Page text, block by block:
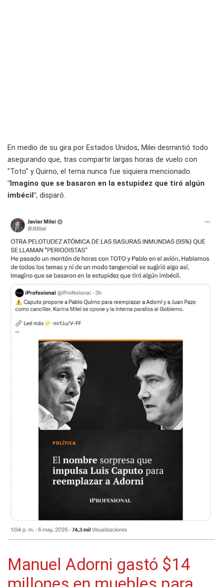
En medio de su gira por Estados Unidos, Milei desmintió todo
asegurando que, tras compartir largas horas de vuelo con
"Toto" y Quirno, el tema nunca fue siquiera mencionado.
"Imagino que se basaron en la estupidez que tiró algún
imbécil", disparó.
Manuel Adorni gastó $14